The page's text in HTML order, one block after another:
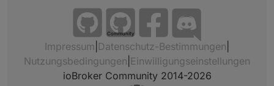
Community
Impressum Datenschutz-Bestimmungen
Nutzungsbedingungen Einwilligungseinstellungen
ioBroker Community 2014-2026